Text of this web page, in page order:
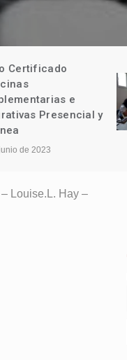
Certificado
e
Presencial y
de 2023
Louise.L. Hay –